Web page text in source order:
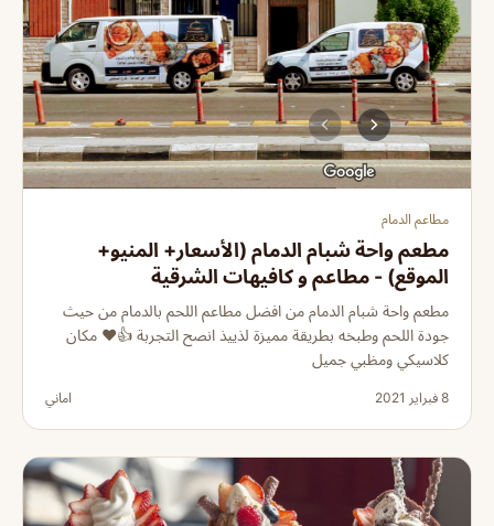
مطاعم الدمام
مطعم واحة شبام الدمام (الأسعار+ المنيو+
الموقع) - مطاعم و كافيهات الشرقية
مطعم واحة شبام الدمام من افضل مطاعم اللحم بالدمام من حيث
جودة اللحم وطبخه بطريقة مميزة لذييذ انصح التجربة 👍❤️ مكان
كلاسيكي ومظبي جميل
8 فبراير 2021 اماني